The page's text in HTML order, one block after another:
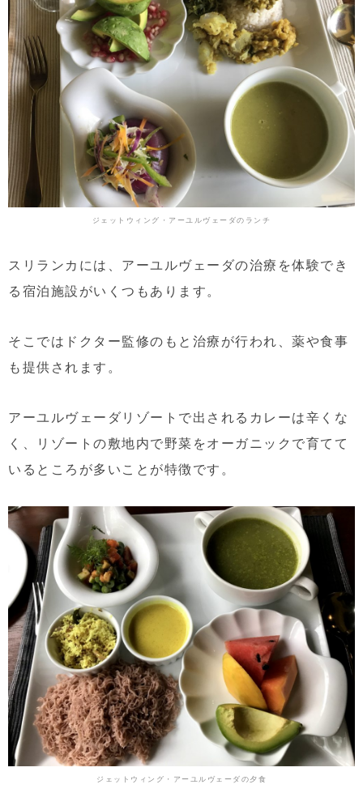
ジェットウィング・アーユルヴェーダのランチ
スリランカには、アーユルヴェーダの治療を体験でき
る宿泊施設がいくつもあります。
そこではドクター監修のもと治療が行われ、薬や食事
も提供されます。
アーユルヴェーダリゾートで出されるカレーは辛くな
く、リゾートの敷地内で野菜をオーガニックで育てて
いるところが多いことが特徴です。
ジェットウィング・アーユルヴェーダの夕食